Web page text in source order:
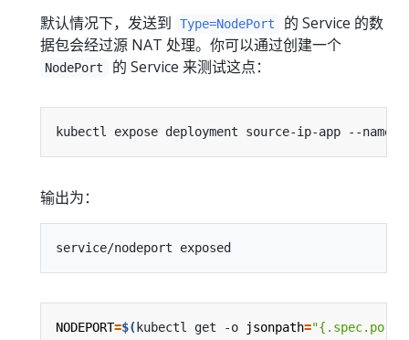
默认情况下，发送到 Type=NodePort
的 Service 的数
据包会经过源 NAT 处理。你可以通过创建一个
NodePort 的 Service 来测试这点：
kubectl expose deployment source-ip-app --name
输出为：
NODEPORT=$( kubectl get -o jsonpath=